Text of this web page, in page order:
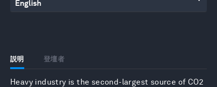
説明 登壇者
Heavy industry is the second-largest source of CO2